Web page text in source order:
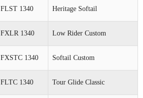
FLST 1340 Heritage Softail
FXLR 1340 Low Rider Custom
FXSTC 1340 Softail Custom
FLTC 1340 Tour Glide Classic